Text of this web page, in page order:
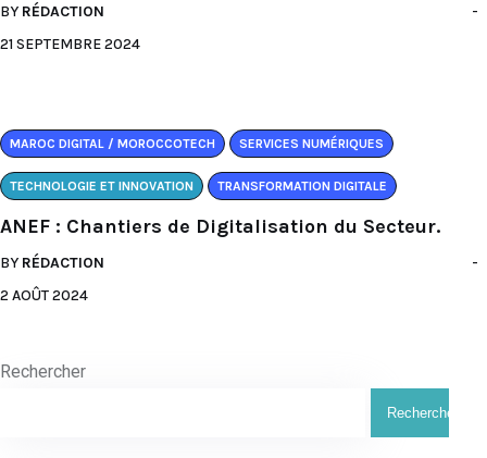
BY RÉDACTION
21 SEPTEMBRE 2024
MAROC DIGITAL / MOROCCOTECH SERVICES NUMÉRIQUES
TECHNOLOGIE ET INNOVATION TRANSFORMATION DIGITALE
ANEF : Chantiers de Digitalisation du Secteur.
BY RÉDACTION
2 AOÛT 2024
Rechercher
Rechercher